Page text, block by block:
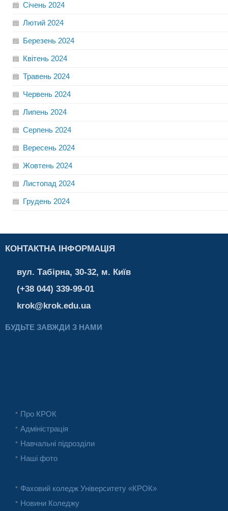
Січень 2024
Лютий 2024
Березень 2024
Квітень 2024
Травень 2024
Червень 2024
Липень 2024
Серпень 2024
Вересень 2024
Жовтень 2024
Листопад 2024
Грудень 2024
КОНТАКТНА ІНФОРМАЦІЯ
вул. Табірна, 30-32, м. Київ
(+38 044) 339-99-01
krok@krok.edu.ua
БУДЬТЕ ЗАВЖДИ З НАМИ
Про КРОК
Адміністрація
Навчальні підрозділи
Наші фото
Фаховий коледж Університету «КРОК»
Новини Коледжу